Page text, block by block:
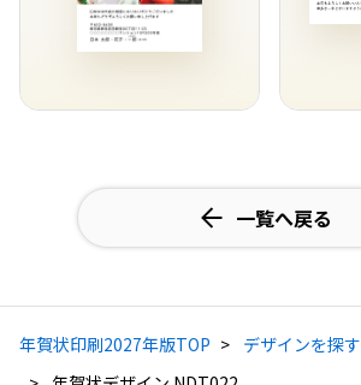
一覧へ戻る
年賀状印刷2027年版TOP
デザインを探す